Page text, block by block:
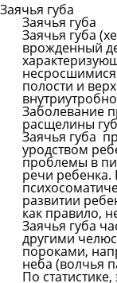
Заячья губа
Заячья губа
Заячья губа
врожденный
полости и
Заболевание
расщелины
Заячья губа
уродством
проблемы в
речи ребенка.
развитии
как правило,
Заячья губа
другими
пороками,
неба (волчья
По